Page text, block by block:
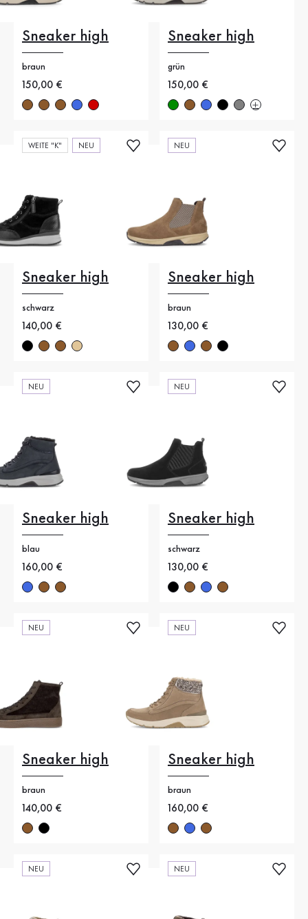
Sneaker high
braun
Neuer Preis
150,00 €
Sneaker high
grün
Neuer Preis
150,00 €
WEITE "K" NEU
Sneaker high
schwarz
Neuer Preis
140,00 €
NEU
Sneaker high
braun
Neuer Preis
130,00 €
NEU
Sneaker high
blau
Neuer Preis
160,00 €
NEU
Sneaker high
schwarz
Neuer Preis
130,00 €
NEU
Sneaker high
braun
Neuer Preis
140,00 €
NEU
Sneaker high
braun
Neuer Preis
160,00 €
NEU NEU